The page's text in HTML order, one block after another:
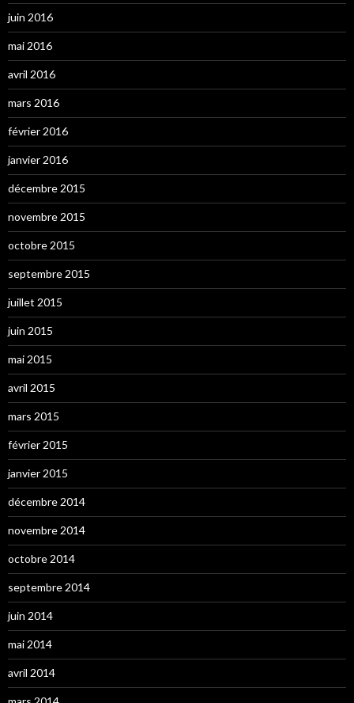
juin 2016
mai 2016
avril 2016
mars 2016
février 2016
janvier 2016
décembre 2015
novembre 2015
octobre 2015
septembre 2015
juillet 2015
juin 2015
mai 2015
avril 2015
mars 2015
février 2015
janvier 2015
décembre 2014
novembre 2014
octobre 2014
septembre 2014
juin 2014
mai 2014
avril 2014